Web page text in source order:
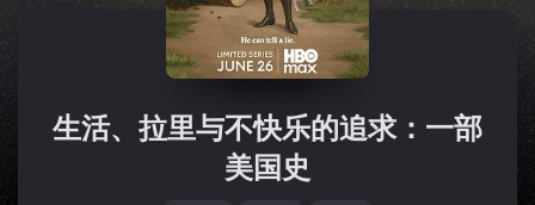
生活、拉里与不快乐的追求：一部
美国史